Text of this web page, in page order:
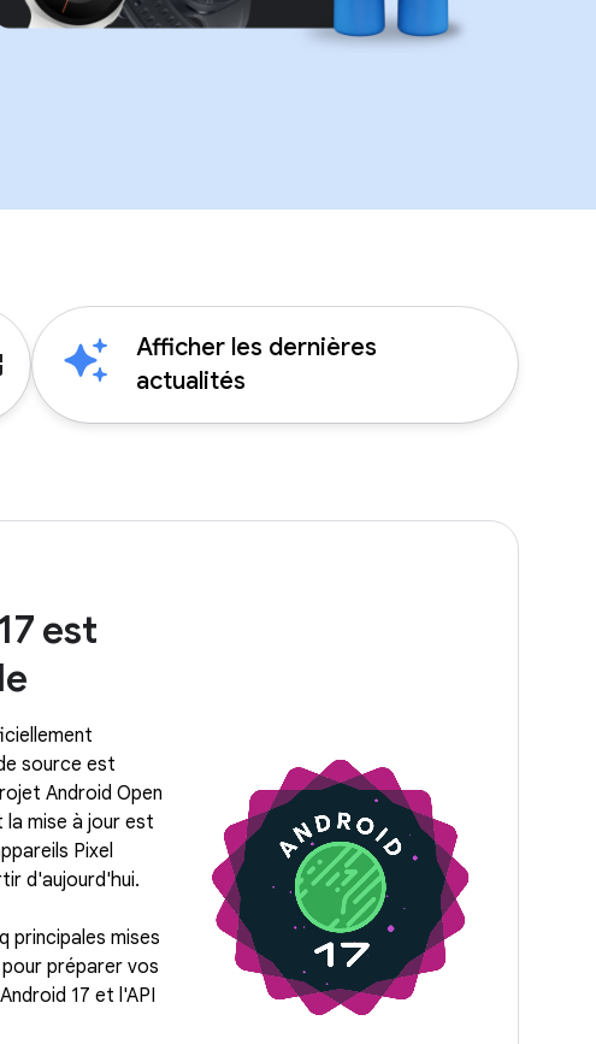
Afficher les dernières
actualités
est
source est
Android Open
la mise à jour est
Pixel
d'aujourd'hui.
principales mises
préparer vos
17 et l'API